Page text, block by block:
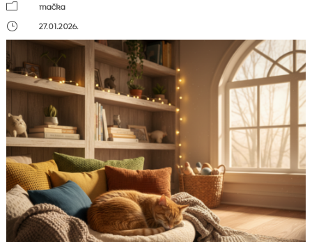
m
mačka
}
27.01.2026.